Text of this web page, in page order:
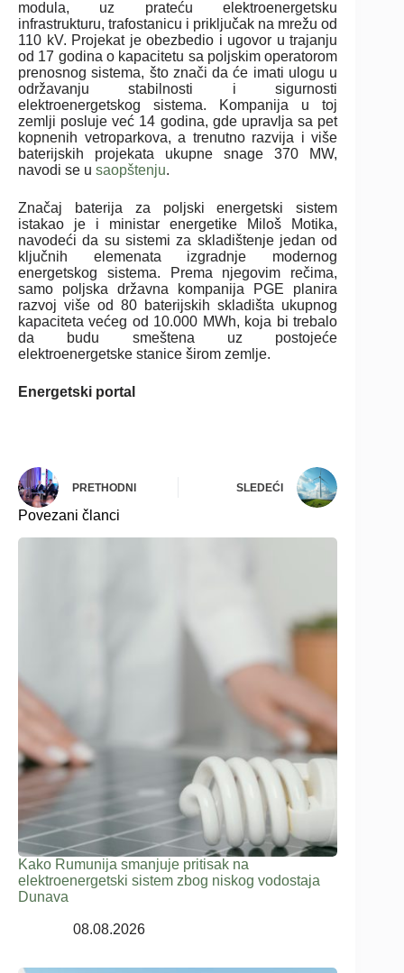
modula, uz prateću elektroenergetsku
infrastrukturu, trafostanicu i priključak na mrežu od
110 kV. Projekat je obezbedio i ugovor u trajanju
od 17 godina o kapacitetu sa poljskim operatorom
prenosnog sistema, što znači da će imati ulogu u
održavanju stabilnosti i sigurnosti
elektroenergetskog sistema.
Kompanija u toj
zemlji posluje već 14 godina, gde upravlja sa pet
kopnenih vetroparkova, a trenutno razvija i više
baterijskih projekata ukupne snage 370 MW,
navodi se u saopštenju.
Značaj baterija za poljski energetski sistem
istakao je i ministar energetike Miloš Motika,
navodeći da su sistemi za skladištenje jedan od
ključnih elemenata izgradnje modernog
energetskog sistema. Prema njegovim rečima,
samo poljska državna kompanija PGE planira
razvoj više od 80 baterijskih skladišta ukupnog
kapaciteta većeg od 10.000 MWh, koja bi trebalo
da budu smeštena uz postojeće
elektroenergetske stanice širom zemlje.
Energetski portal
PRETHODNI SLEDEĆI
Povezani članci
Kako Rumunija smanjuje pritisak na
elektroenergetski sistem zbog niskog vodostaja
Dunava
08.08.2026